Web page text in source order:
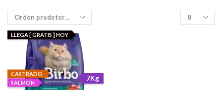
Productos
por
CASTRADO
SALMON
7Kg
LLEGA [ GRATIS ] HOY